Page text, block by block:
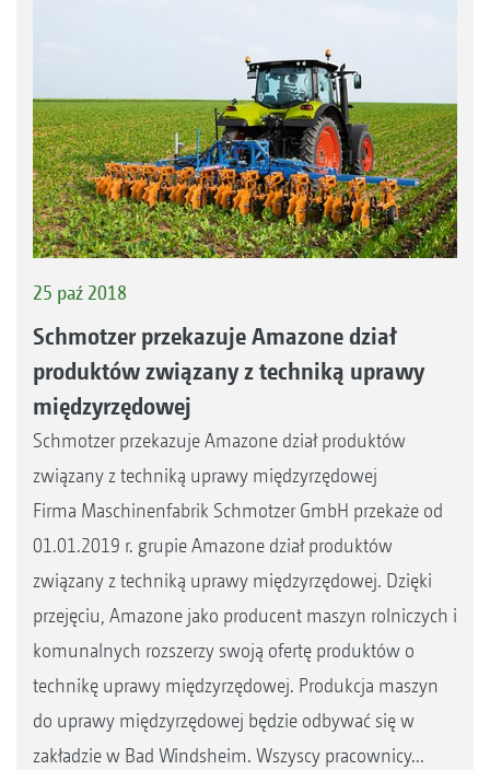
25 paź 2018
Schmotzer przekazuje Amazone dział
produktów związany z techniką uprawy
międzyrzędowej
Schmotzer przekazuje Amazone dział produktów
związany z techniką uprawy międzyrzędowej
Firma Maschinenfabrik Schmotzer GmbH przekaże od
01.01.2019 r. grupie Amazone dział produktów
związany z techniką uprawy międzyrzędowej. Dzięki
przejęciu, Amazone jako producent maszyn rolniczych i
komunalnych rozszerzy swoją ofertę produktów o
technikę uprawy międzyrzędowej. Produkcja maszyn
do uprawy międzyrzędowej będzie odbywać się w
zakładzie w Bad Windsheim. Wszyscy pracownicy...